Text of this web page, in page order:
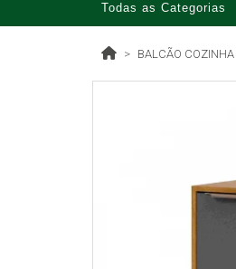
Todas as Categorias
BALCÃO